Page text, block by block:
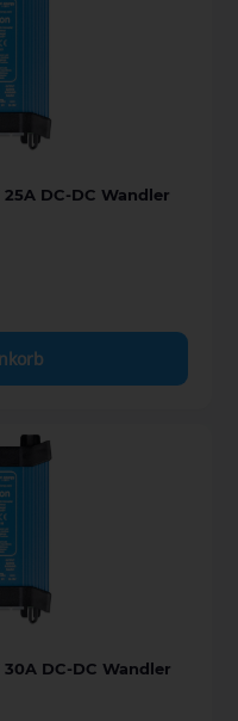
DC-DC Wandler
DC-DC Wandler